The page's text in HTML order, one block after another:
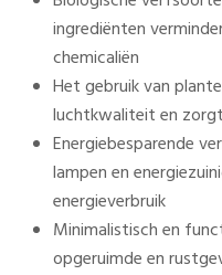
ingrediënten
chemicaliën
Het gebruik van
luchtkwaliteit en
Energiebesparende
lampen en
energieverbruik
Minimalistisch en
opgeruimde en